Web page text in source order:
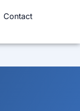
Contact